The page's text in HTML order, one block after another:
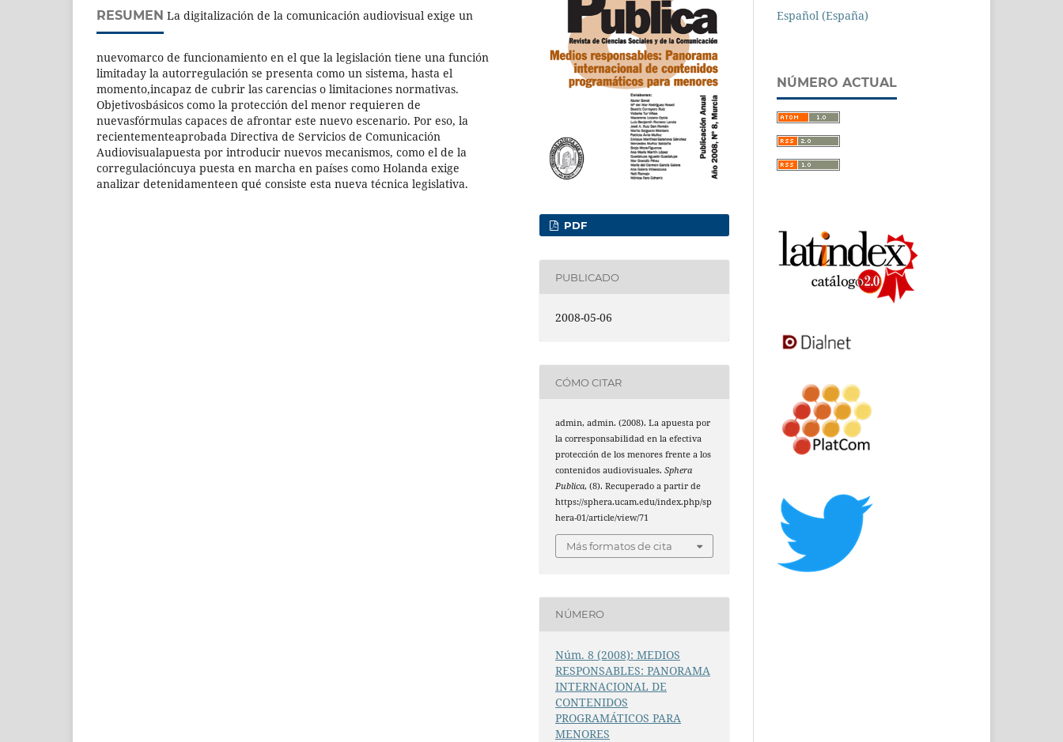
RESUMEN La digitalización de la comunicación audiovisual exige un
nuevomarco de funcionamiento en el que la legislación tiene una función
limitaday la autorregulación se presenta como un sistema, hasta el
momento,incapaz de cubrir las carencias o limitaciones normativas.
Objetivosbásicos como la protección del menor requieren de
nuevasfórmulas capaces de afrontar este nuevo escenario. Por eso, la
recientementeaprobada Directiva de Servicios de Comunicación
Audiovisualapuesta por introducir nuevos mecanismos, como el de la
corregulacióncuya puesta en marcha en países como Holanda exige
analizar detenidamenteen qué consiste esta nueva técnica legislativa.
PDF
PUBLICADO
2008-05-06
CÓMO CITAR
admin, admin. (2008). La apuesta por
la corresponsabilidad en la efectiva
protección de los menores frente a los
contenidos audiovisuales.Sphera
Publica, (8). Recuperado a partir de
https://sphera.ucam.edu/index.php/sp
hera-01/article/view/71
Más formatos de cita
NÚMERO
Núm. 8 (2008): MEDIOS
RESPONSABLES: PANORAMA
INTERNACIONAL DE
CONTENIDOS
PROGRAMÁTICOS PARA
MENORES
Español (España)
NÚMERO ACTUAL